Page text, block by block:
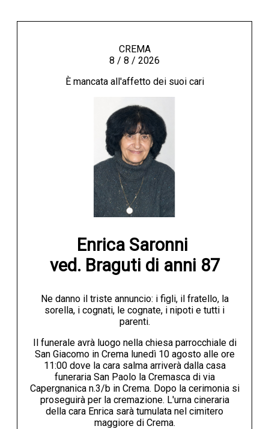
CREMA
8 / 8 / 2026
È mancata all'affetto dei suoi cari
Enrica Saronni
ved. Braguti di anni 87
Ne danno il triste annuncio: i figli, il fratello, la
sorella, i cognati, le cognate, i nipoti e tutti i
parenti.
Il funerale avrà luogo nella chiesa parrocchiale di
San Giacomo in Crema lunedì 10 agosto alle ore
11:00 dove la cara salma arriverà dalla casa
funeraria San Paolo la Cremasca di via
Capergnanica n.3/b in Crema. Dopo la cerimonia si
proseguirà per la cremazione. L'urna cineraria
della cara Enrica sarà tumulata nel cimitero
maggiore di Crema.